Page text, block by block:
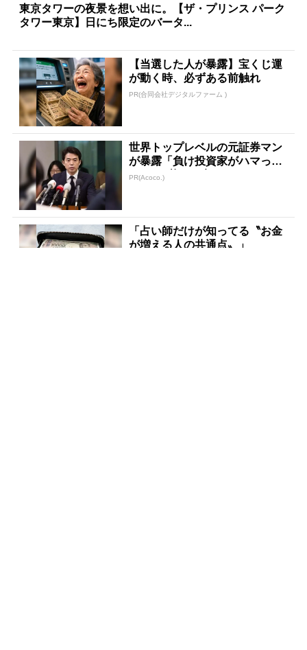
東京タワーの夜景を想い出に。【ザ・プリンス パーク
タワー東京】日にち限定のバータ...
【当選した人が暴露】宝くじ運
が動く時、必ずある前触れ
PR(合同会社デジタルファーム )
世界トップレベルの元証券マン
が暴露「負け投資家がハマって
る3つの落とし穴」
PR(Acoco.)
「占い師だけが知ってる〝お金
が増える人の共通点〟」